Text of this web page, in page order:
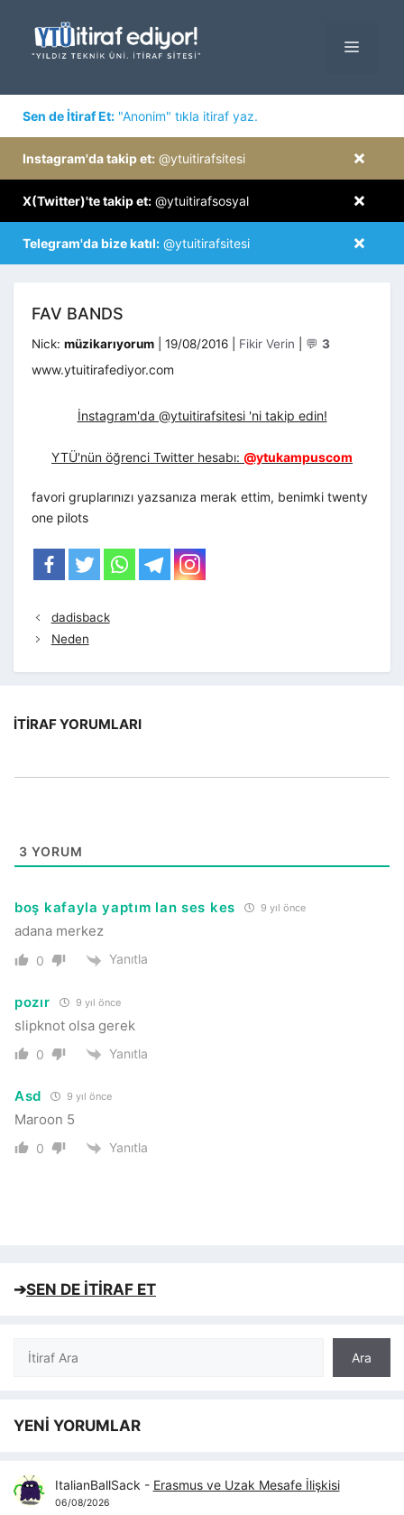
MENÜ
Sen de İtiraf Et: "Anonim" tıkla itiraf yaz.
×
Instagram'da takip et: @ytuitirafsitesi
×
X(Twitter)'te takip et: @ytuitirafsosyal
×
Telegram'da bize katıl: @ytuitirafsitesi
FAV BANDS
Nick: müzikarıyorum 19/08/2016 Kategoriler
Fikir Verin 💬 3
www.ytuitirafediyor.com
İnstagram'da @ytuitirafsitesi 'ni takip edin!
YTÜ'nün öğrenci Twitter hesabı: @ytukampuscom
favori gruplarınızı yazsanıza merak ettim, benimki twenty
one pilots
dadisback
Neden
İTIRAF YORUMLARI
3 YORUM
boş kafayla yaptım lan ses kes 9 yıl önce
adana merkez
0 Yanıtla
pozır 9 yıl önce
slipknot olsa gerek
0 Yanıtla
Asd 9 yıl önce
Maroon 5
0 Yanıtla
➔SEN DE İTİRAF ET
Ara
Ara
YENİ YORUMLAR
ItalianBallSack - Erasmus ve Uzak Mesafe İlişkisi
06/08/2026